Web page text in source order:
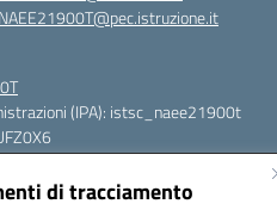
di tracciamento
NAEE21900T@pec.istruzione.it
(IPA): istsc_naee21900t